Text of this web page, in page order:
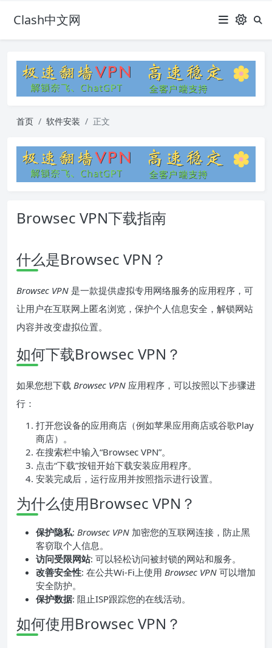
Clash中文网
首页 软件安装 正文
Browsec VPN下载指南
什么是Browsec VPN？
Browsec VPN 是一款提供虚拟专用网络服务的应用程序，可
让用户在互联网上匿名浏览，保护个人信息安全，解锁网站
内容并改变虚拟位置。
如何下载Browsec VPN？
如果您想下载 Browsec VPN 应用程序，可以按照以下步骤进
行：
打开您设备的应用商店（例如苹果应用商店或谷歌Play
商店）。
在搜索栏中输入“Browsec VPN”。
点击“下载”按钮开始下载安装应用程序。
安装完成后，运行应用并按照指示进行设置。
为什么使用Browsec VPN？
保护隐私: Browsec VPN 加密您的互联网连接，防止黑
客窃取个人信息。
访问受限网站: 可以轻松访问被封锁的网站和服务。
改善安全性: 在公共Wi-Fi上使用 Browsec VPN 可以增加
安全防护。
保护数据: 阻止ISP跟踪您的在线活动。
如何使用Browsec VPN？